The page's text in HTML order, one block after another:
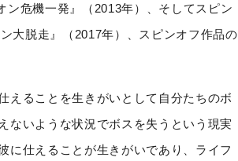
ン危機一発』（ 2013年）、そしてスピン
大脱走』（ 2017年）、スピンオフ作品の
えることを生きがいとして自分たちのボ
ないような状況でボスを失うという現実
に仕えることが生きがいであり、ライフ